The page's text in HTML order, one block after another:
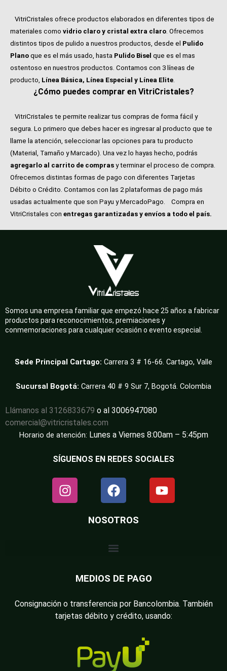
VitriCristales ofrece productos elaborados en diferentes tipos de
materiales como vidrio claro y cristal extra claro. Ofrecemos
distintos tipos de pulido a nuestros productos, desde el Pulido
Plano que es el más usado, hasta Pulido Bisel que es el mas
ostentoso en nuestros productos. Contamos con 3 líneas de
producto, Línea Básica, Línea Especial y Línea Elite.
¿Cómo puedes comprar en VitriCristales?
VitriCristales te permite realizar tus compras de forma fácil y
segura. Lo primero que debes hacer es ingresar al producto que te
llame la atención, seleccionar las opciones para tu producto
(Material, Tamaño y Marcado). Una vez lo hayas hecho, podrás
agregarlo al carrito de compras y terminar el proceso de compra.
Ofrecemos distintas formas de pago con diferentes Tarjetas
Débito o Crédito. Contamos con las 2 plataformas de pago más
usadas actualmente que son Payu y MercadoPago.
Compra en
VitriCristales con entregas garantizadas y envíos a todo el país.
Somos una empresa familiar que empezó hace 25 años a fabricar
productos para reconocimientos, premiaciones y
conmemoraciones para cualquier ocasión o evento especial.
Sede Principal Cartago: Carrera 3 # 16-66. Cartago, Valle
Sucursal Bogotá: Carrera 40 # 9 Sur 7, Bogotá. Colombia
Llámanos al 3126833679 o al 3006947080
comercial@vitricristales.com
Horario de atención: Lunes a Viernes 8:00am – 5:45pm
SÍGUENOS EN REDES SOCIALES
NOSOTROS
MEDIOS DE PAGO
Consignación o transferencia por Bancolombia. También
tarjetas débito y crédito, usando: